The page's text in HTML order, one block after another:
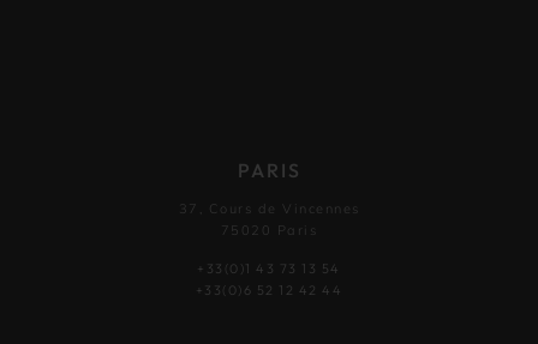
PARIS
37, Cours de Vincennes
75020 Paris
+33(0)1 43 73 13 54
+33(0)6 52 12 42 44